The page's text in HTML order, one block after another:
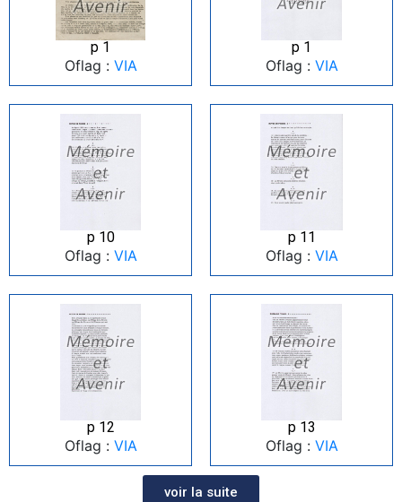
p 1
Oflag : VIA
p 1
Oflag : VIA
p 10
Oflag : VIA
p 11
Oflag : VIA
p 12
Oflag : VIA
p 13
Oflag : VIA
voir la suite